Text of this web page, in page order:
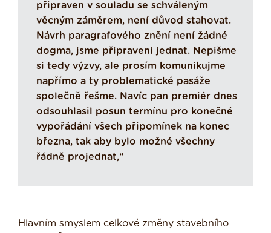
připraven v souladu se schváleným
věcným záměrem, není důvod stahovat.
Návrh paragrafového znění není žádné
dogma, jsme připraveni jednat. Nepišme
si tedy výzvy, ale prosím komunikujme
napřímo a ty problematické pasáže
společně řešme. Navíc pan premiér dnes
odsouhlasil posun termínu pro konečné
vypořádání všech připomínek na konec
března, tak aby bylo možné všechny
řádně projednat,“
Hlavním smyslem celkové změny stavebního